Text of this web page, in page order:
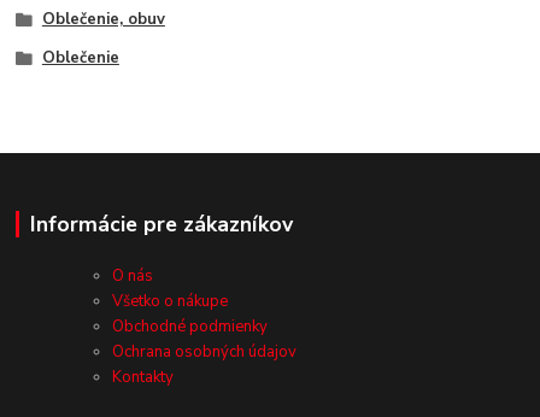
Oblečenie, obuv
Oblečenie
Informácie pre zákazníkov
O nás
Všetko o nákupe
Obchodné podmienky
Ochrana osobných údajov
Kontakty